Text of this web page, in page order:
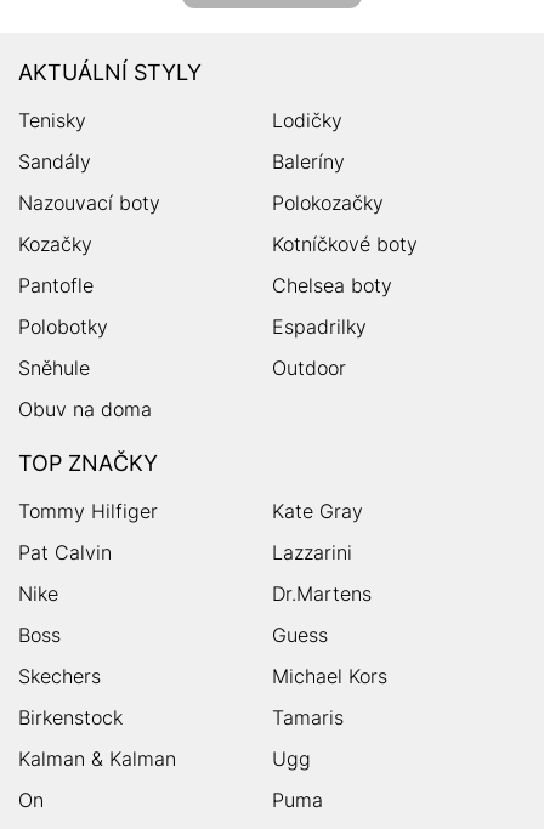
AKTUÁLNÍ STYLY
Tenisky
Lodičky
Sandály
Baleríny
Nazouvací boty
Polokozačky
Kozačky
Kotníčkové boty
Pantofle
Chelsea boty
Polobotky
Espadrilky
Sněhule
Outdoor
Obuv na doma
TOP ZNAČKY
Tommy Hilfiger
Kate Gray
Pat Calvin
Lazzarini
Nike
Dr.Martens
Boss
Guess
Skechers
Michael Kors
Birkenstock
Tamaris
Kalman & Kalman
Ugg
On
Puma